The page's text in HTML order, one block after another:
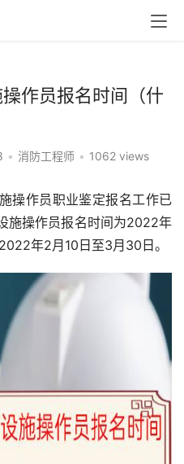
作员报名时间（什
• 消防工程师 • 1062 views
操作员职业鉴定报名工作已
施操作员报名时间为2022年
年2月10日至3月30日。